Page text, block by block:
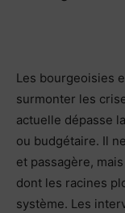
Les bourgeoisies
surmonter les
actuelle dépasse
ou budgétaire. Il
et passagère,
dont les racines
système. Les